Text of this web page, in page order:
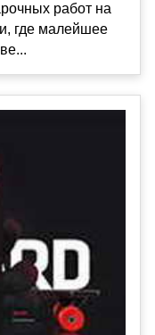
работ на
где малейшее